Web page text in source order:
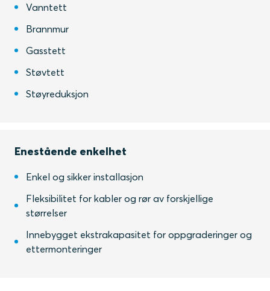
Vanntett
Brannmur
Gasstett
Støvtett
Støyreduksjon
Enestående enkelhet
Enkel og sikker installasjon
Fleksibilitet for kabler og rør av forskjellige
størrelser
Innebygget ekstrakapasitet for oppgraderinger og
ettermonteringer